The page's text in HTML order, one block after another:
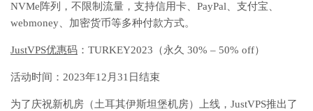
NVMe阵列，不限制流量，支持信用卡、PayPal、支付宝、
webmoney、加密货币等多种付款方式。
JustVPS优惠码 ：TURKEY2023（永久 30% – 50% off）
活动时间：2023年12月31日结束
为了庆祝新机房（土耳其伊斯坦堡机房）上线，JustVPS推出了